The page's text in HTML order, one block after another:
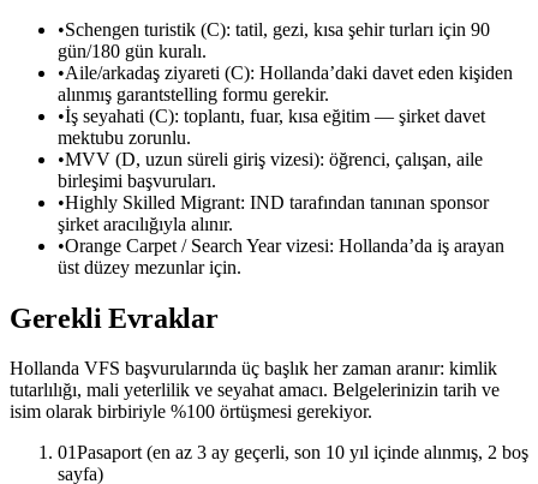
•Schengen turistik (C): tatil, gezi, kısa şehir turları için 90
gün/180 gün kuralı.
•Aile/arkadaş ziyareti (C): Hollanda’daki davet eden kişiden
alınmış garantstelling formu gerekir.
•İş seyahati (C): toplantı, fuar, kısa eğitim — şirket davet
mektubu zorunlu.
•MVV (D, uzun süreli giriş vizesi): öğrenci, çalışan, aile
birleşimi başvuruları.
•Highly Skilled Migrant: IND tarafından tanınan sponsor
şirket aracılığıyla alınır.
•Orange Carpet / Search Year vizesi: Hollanda’da iş arayan
üst düzey mezunlar için.
Gerekli Evraklar
Hollanda VFS başvurularında üç başlık her zaman aranır: kimlik
tutarlılığı, mali yeterlilik ve seyahat amacı. Belgelerinizin tarih ve
isim olarak birbiriyle %100 örtüşmesi gerekiyor.
01Pasaport (en az 3 ay geçerli, son 10 yıl içinde alınmış, 2 boş
sayfa)